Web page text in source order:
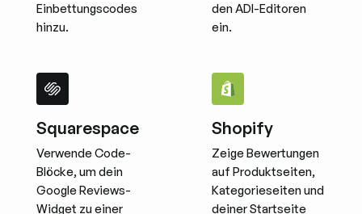
Einbettungscodes
hinzu.
den ADI-Editoren
ein.
Squarespace
Verwende Code-
Blöcke, um dein
Google Reviews-
Widget zu einer
Shopify
Zeige Bewertungen
auf Produktseiten,
Kategorieseiten und
deiner Startseite